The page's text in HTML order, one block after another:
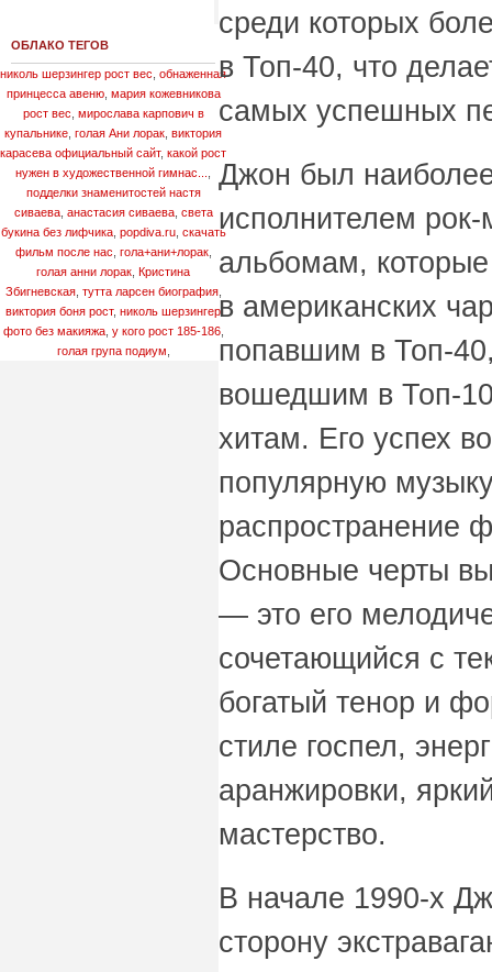
ОБЛАКО ТЕГОВ
николь шерзингер рост вес обнаженная
принцесса авеню, мария кожевникова
рост вес мирослава карпович в
купальнике голая Ани лорак виктория
карасева официальный сайт, какой рост
нужен в художественной гимнас...
подделки знаменитостей настя
сиваева, анастасия сиваева, света
букина без лифчика, popdiva.ru, скачать
фильм после нас гола+ани+лорак,
голая анни лорак Кристина
Збигневская, тутта ларсен биография,
виктория боня рост, николь шерзингер
фото без макияжа, у кого рост 185-186,
голая група подиум
среди которых
в Топ-40, что
самых успешных
Джон был
исполнителем
альбомам,
в американских
попавшим в Топ-
вошедшим в Топ-
хитам. Его успех
популярную
распространение
Основные черты
— это его
сочетающийся с
богатый тенор и
стиле госпел,
аранжировки,
мастерство.
В начале 1990-х
сторону